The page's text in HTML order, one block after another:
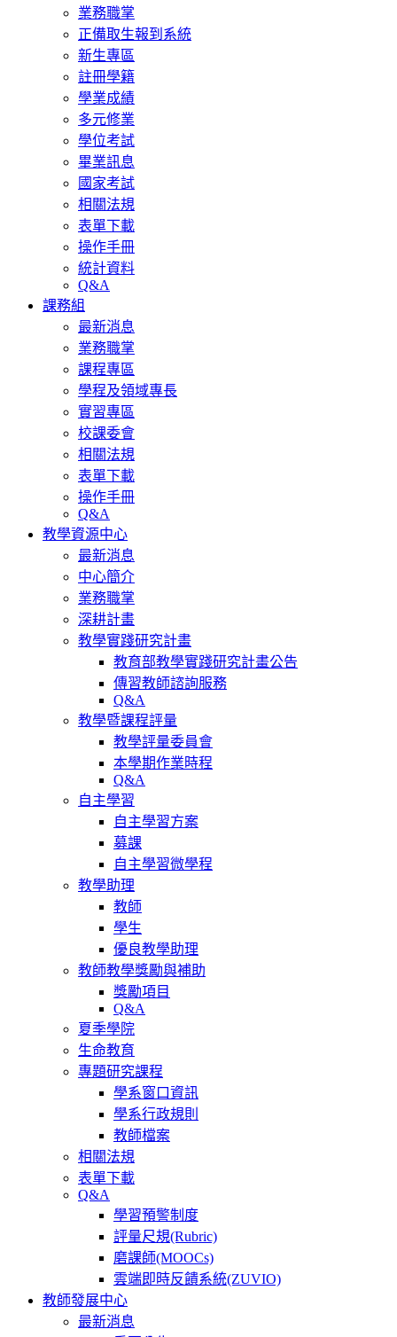
業務職掌
正備取生報到系統
新生專區
註冊學籍
學業成績
多元修業
學位考試
畢業訊息
國家考試
相關法規
表單下載
操作手冊
統計資料
Q&A
課務組
最新消息
業務職掌
課程專區
學程及領域專長
實習專區
校課委會
相關法規
表單下載
操作手冊
Q&A
教學資源中心
最新消息
中心簡介
業務職掌
深耕計畫
教學實踐研究計畫
教育部教學實踐研究計畫公告
傳習教師諮詢服務
Q&A
教學暨課程評量
教學評量委員會
本學期作業時程
Q&A
自主學習
自主學習方案
募課
自主學習微學程
教學助理
教師
學生
優良教學助理
教師教學獎勵與補助
獎勵項目
Q&A
夏季學院
生命教育
專題研究課程
學系窗口資訊
學系行政規則
教師檔案
相關法規
表單下載
Q&A
學習預警制度
評量尺規(Rubric)
磨課師(MOOCs)
雲端即時反饋系統(ZUVIO)
教師發展中心
最新消息